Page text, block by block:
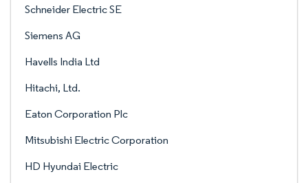
Schneider Electric SE
Siemens AG
Havells India Ltd
Hitachi, Ltd.
Eaton Corporation Plc
Mitsubishi Electric Corporation
HD Hyundai Electric